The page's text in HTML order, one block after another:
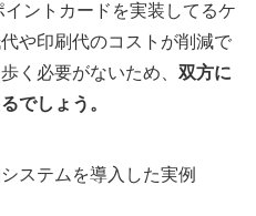
ントカードを実装してるケ
や印刷代のコストが削減で
く必要がないため、 双方に
でしょう。
ステムを導入した実例